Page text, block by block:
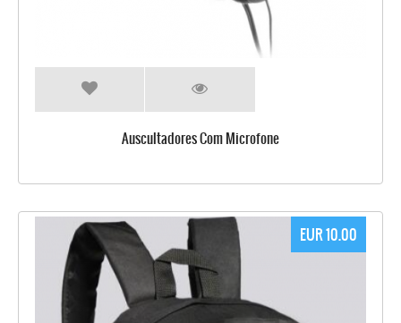
Auscultadores Com Microfone
EUR 10.00